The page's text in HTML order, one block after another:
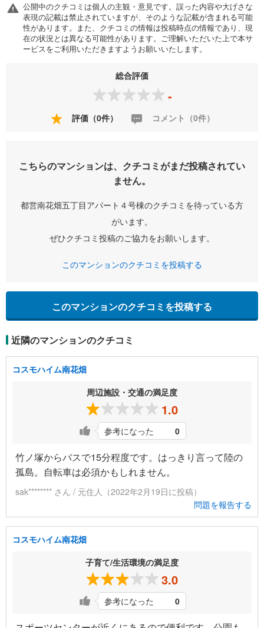
公開中のクチコミは個人の主観・意見です。誤った内容や大げさな
表現の記載は禁止されていますが、そのような記載が含まれる可能
性があります。また、クチコミの情報は投稿時点の情報であり、現
在の状況とは異なる可能性があります。ご理解いただいた上で本サ
ービスをご利用いただきますようお願いいたします。
総合評価
-
評価（0件） コメント（0件）
こちらのマンションは、クチコミがまだ投稿されてい
ません。
都営南花畑五丁目アパート４号棟のクチコミを待っている方
がいます。
ぜひクチコミ投稿のご協力をお願いします。
このマンションのクチコミを投稿する
このマンションのクチコミを投稿する
近隣のマンションのクチコミ
コスモハイム南花畑
周辺施設・交通の満足度
1.0
参考になった 0
竹ノ塚からバスで15分程度です。はっきり言って陸の
孤島。自転車は必須かもしれません。
sak******** さん / 元住人（2022年2月19日に投稿）
問題を報告する
コスモハイム南花畑
子育て/生活環境の満足度
3.0
参考になった 0